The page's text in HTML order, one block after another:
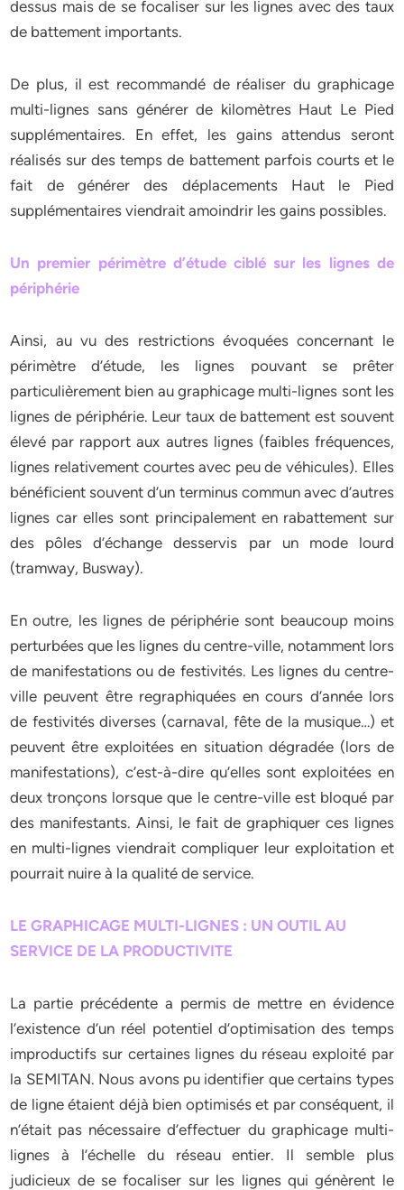
dessus mais de se focaliser sur les lignes avec des taux
de battement importants.
De plus, il est recommandé de réaliser du graphicage
multi-lignes sans générer de kilomètres Haut Le Pied
supplémentaires. En effet, les gains attendus seront
réalisés sur des temps de battement parfois courts et le
fait de générer des déplacements Haut le Pied
supplémentaires viendrait amoindrir les gains possibles.
Un premier périmètre d’étude ciblé sur les lignes de
périphérie
Ainsi, au vu des restrictions évoquées concernant le
périmètre d’étude, les lignes pouvant se prêter
particulièrement bien au graphicage multi-lignes sont les
lignes de périphérie. Leur taux de battement est souvent
élevé par rapport aux autres lignes (faibles fréquences,
lignes relativement courtes avec peu de véhicules). Elles
bénéficient souvent d’un terminus commun avec d’autres
lignes car elles sont principalement en rabattement sur
des pôles d’échange desservis par un mode lourd
(tramway, Busway).
En outre, les lignes de périphérie sont beaucoup moins
perturbées que les lignes du centre-ville, notamment lors
de manifestations ou de festivités. Les lignes du centre-
ville peuvent être regraphiquées en cours d’année lors
de festivités diverses (carnaval, fête de la musique…) et
peuvent être exploitées en situation dégradée (lors de
manifestations), c’est-à-dire qu’elles sont exploitées en
deux tronçons lorsque que le centre-ville est bloqué par
des manifestants. Ainsi, le fait de graphiquer ces lignes
en multi-lignes viendrait compliquer leur exploitation et
pourrait nuire à la qualité de service.
LE GRAPHICAGE MULTI-LIGNES : UN OUTIL AU
SERVICE DE LA PRODUCTIVITE
La partie précédente a permis de mettre en évidence
l’existence d’un réel potentiel d’optimisation des temps
improductifs sur certaines lignes du réseau exploité par
la SEMITAN. Nous avons pu identifier que certains types
de ligne étaient déjà bien optimisés et par conséquent, il
n’était pas nécessaire d’effectuer du graphicage multi-
lignes à l’échelle du réseau entier. Il semble plus
judicieux de se focaliser sur les lignes qui génèrent le